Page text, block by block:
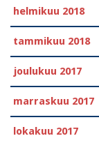
helmikuu 2018
tammikuu 2018
joulukuu 2017
marraskuu 2017
lokakuu 2017